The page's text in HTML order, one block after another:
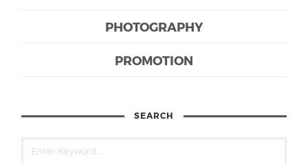
PHOTOGRAPHY
PROMOTION
SEARCH